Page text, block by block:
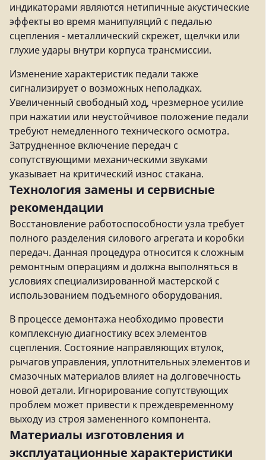
индикаторами являются нетипичные акустические
эффекты во время манипуляций с педалью
сцепления - металлический скрежет, щелчки или
глухие удары внутри корпуса трансмиссии.
Изменение характеристик педали также
сигнализирует о возможных неполадках.
Увеличенный свободный ход, чрезмерное усилие
при нажатии или неустойчивое положение педали
требуют немедленного технического осмотра.
Затрудненное включение передач с
сопутствующими механическими звуками
указывает на критический износ стакана.
Технология замены и сервисные
рекомендации
Восстановление работоспособности узла требует
полного разделения силового агрегата и коробки
передач. Данная процедура относится к сложным
ремонтным операциям и должна выполняться в
условиях специализированной мастерской с
использованием подъемного оборудования.
В процессе демонтажа необходимо провести
комплексную диагностику всех элементов
сцепления. Состояние направляющих втулок,
рычагов управления, уплотнительных элементов и
смазочных материалов влияет на долговечность
новой детали. Игнорирование сопутствующих
проблем может привести к преждевременному
выходу из строя замененного компонента.
Материалы изготовления и
эксплуатационные характеристики